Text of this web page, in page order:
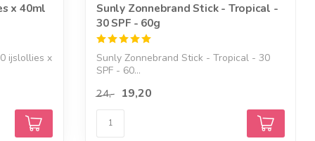
x 40ml
ijslollies x
Sunly Zonnebrand Stick - Tropical -
30 SPF - 60g
Sunly Zonnebrand Stick - Tropical - 30
SPF - 60...
24,- 19,20